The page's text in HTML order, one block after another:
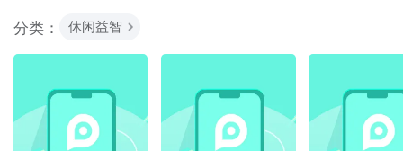
分类：
休闲益智